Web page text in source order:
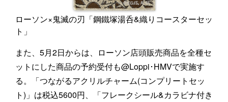
ローソン×鬼滅の刃「鋼鐵塚湯呑&織りコースターセッ
ト」
また、5月2日からは、ローソン店頭販売商品を全種セ
ットにした商品の予約受付も@Loppi･HMVで実施す
る。「つながるアクリルチャーム(コンプリートセッ
ト)」は税込5600円、「フレークシール&カラビナ付き